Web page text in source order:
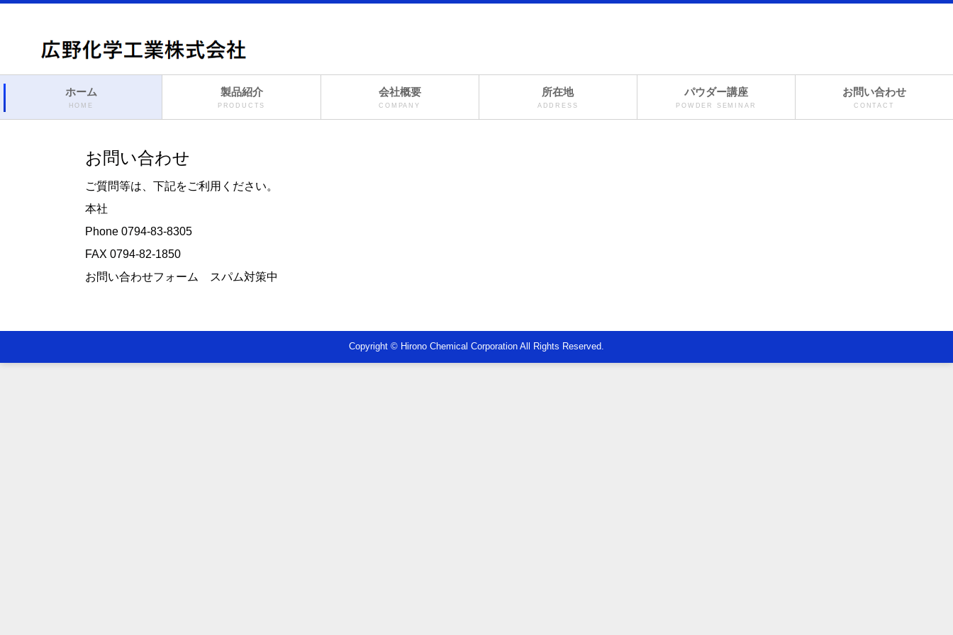
ホーム
HOME
製品紹介
PRODUCTS
会社概要
COMPANY
所在地
ADDRESS
パウダー講座
POWDER SEMINAR
お問い合わせ
CONTACT
お問い合わせ
ご質問等は、下記をご利用ください。
本社
Phone 0794-83-8305
FAX 0794-82-1850
お問い合わせフォーム スパム対策中
Copyright © Hirono Chemical Corporation All Rights Reserved.